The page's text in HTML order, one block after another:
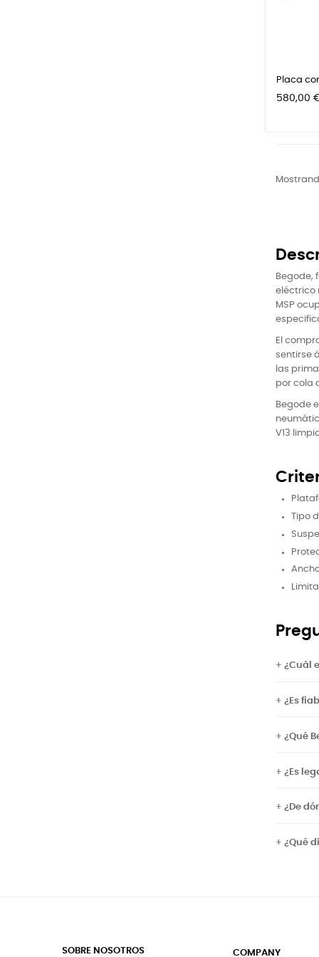
Placa
Precio
580,00
Begode,
eléctrico
MSP
El
sentirse
las
por cola
Begode
V13
Tipo
¿Cuál
¿Es
¿Qué
¿Es
¿De
¿Qué
SOBRE NOSOTROS COMPANY